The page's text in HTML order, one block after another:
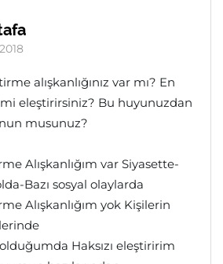
alışkanlığınız var mı? En
eleştirirsiniz? Bu huyunuzdan
musunuz?
Alışkanlığım var Siyasette-
Bazı sosyal olaylarda
Alışkanlığım yok Kişilerin
Haksızı eleştiririm